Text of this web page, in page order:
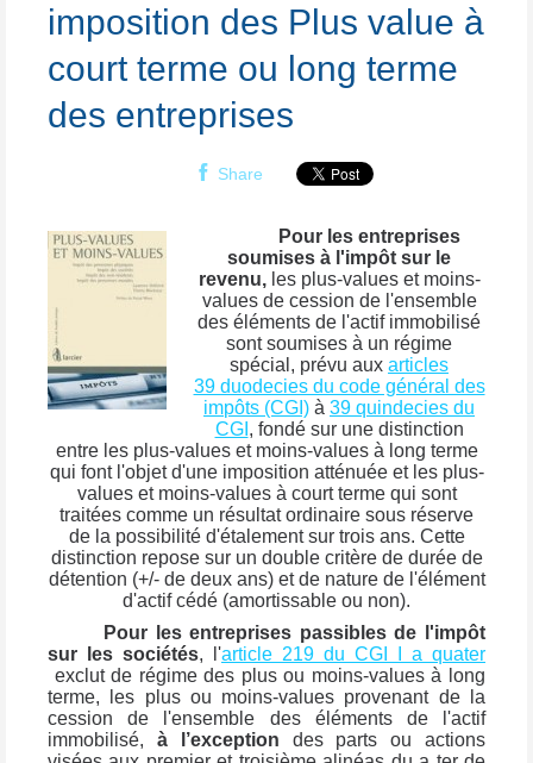
imposition des Plus value à
court terme ou long terme
des entreprises
Share
Pour les entreprises
soumises à l'impôt sur le
revenu,les plus-values et moins-
values de cession de l'ensemble
des éléments de l'actif immobilisé
sont soumises à un régime
spécial, prévu auxarticles
39 duodecies du code général des
impôts (CGI) à39 quindecies du
CGI , fondé sur une distinction
entre les plus-values et moins-values à long terme
qui font l'objet d'une imposition atténuée et les plus-
values et moins-values à court terme qui sont
traitées comme un résultat ordinaire sous réserve
de la possibilité d'étalement sur trois ans. Cette
distinction repose sur un double critère de durée de
détention (+/- de deux ans) et de nature de l'élément
d'actif cédé (amortissable ou non).
Pour les entreprises passibles de l'impôt
sur les sociétés, l'article 219 du CGI I a quater
exclut de régime des plus ou moins-values à long
terme, les plus ou moins-values provenant de la
cession de l'ensemble des éléments de l'actif
immobilisé, à l’exception des parts ou actions